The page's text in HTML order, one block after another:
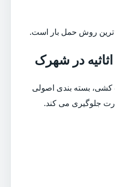
ترین روش حمل بار است.
در شهرک
کشی، بسته بندی اصولی
جلوگیری می کند.